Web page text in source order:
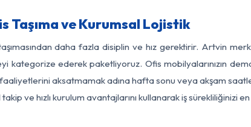
Taşıma ve Kurumsal Lojistik
daha fazla disiplin ve hız gerektirir. Artvin
kategorize ederek paketliyoruz. Ofis mobilyalarınızın
aksatmamak adına hafta sonu veya akşam
ve hızlı kurulum avantajlarını kullanarak iş sürekliliğinizi